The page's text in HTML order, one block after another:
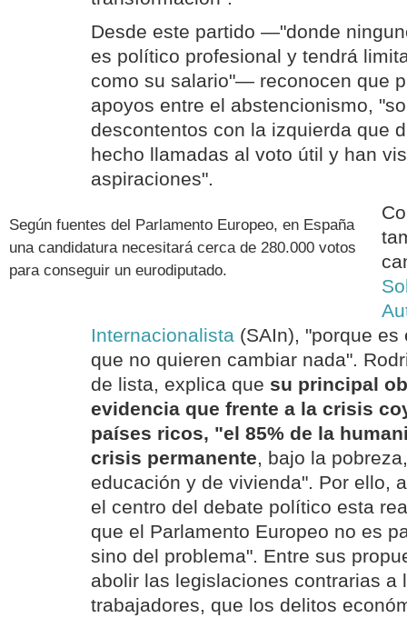
Desde este partido —"donde
es político profesional y tendrá
como su salario"— reconocen que
apoyos entre el abstencionismo,
descontentos con la izquierda que
hecho llamadas al voto útil y han
aspiraciones".
Según fuentes del Parlamento Europeo, en España
una candidatura necesitará cerca de 280.000 votos
para conseguir un eurodiputado.
Internacionalista (SAIn), "porque
que no quieren cambiar nada".
de lista, explica que su principal
evidencia que frente a la crisis
países ricos, "el 85% de la
crisis permanente, bajo la
educación y de vivienda". Por ello,
el centro del debate político esta
que el Parlamento Europeo no es
sino del problema". Entre sus
abolir las legislaciones contrarias a
trabajadores, que los delitos